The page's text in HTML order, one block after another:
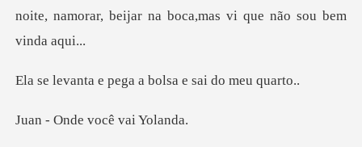
noite, namorar, beijar na
pega a bolsa e sa
de você v